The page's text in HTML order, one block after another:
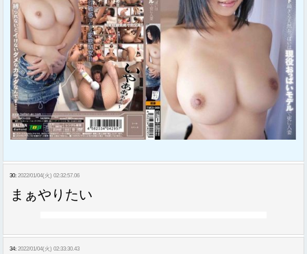
30: 2022/01/04(火) 02:32:57.06
まぁやりたい
34: 2022/01/04(火) 02:33:30.43